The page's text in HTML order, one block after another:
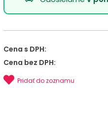
Cena s DPH:
Cena bez DPH:
Pridať do zoznamu